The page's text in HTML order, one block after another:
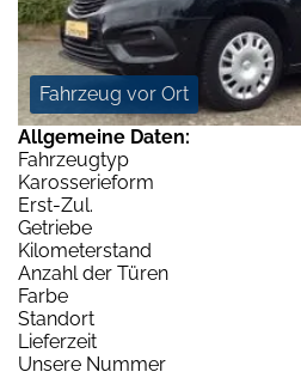
Fahrzeug vor Ort
Allgemeine Daten:
Fahrzeugtyp
Karosserieform
Erst-Zul.
Getriebe
Kilometerstand
Anzahl der Türen
Farbe
Standort
Lieferzeit
Unsere Nummer